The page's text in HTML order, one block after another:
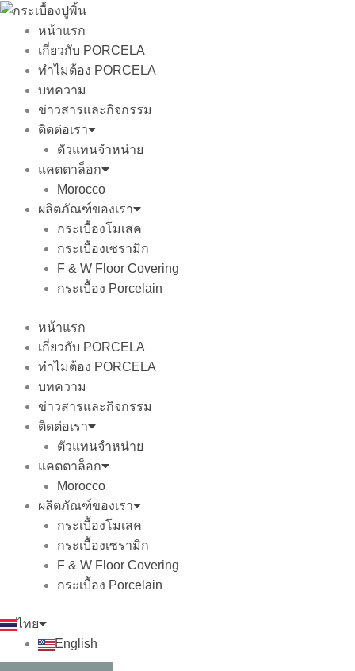
Skip
content
หน้าแรก
เกี่ยวกับ PORCELA
ทำไมต้อง PORCELA
บทความ
ข่าวสารและกิจกรรม
ติดต่อเรา
ตัวแทนจำหน่าย
แคตตาล็อก
Morocco
ผลิตภัณฑ์ของเรา
กระเบื้องโมเสค
กระเบื้องเซรามิก
F & W Floor Covering
กระเบื้อง Porcelain
หน้าแรก
เกี่ยวกับ PORCELA
ทำไมต้อง PORCELA
บทความ
ข่าวสารและกิจกรรม
ติดต่อเรา
ตัวแทนจำหน่าย
แคตตาล็อก
Morocco
ผลิตภัณฑ์ของเรา
กระเบื้องโมเสค
กระเบื้องเซรามิก
F & W Floor Covering
กระเบื้อง Porcelain
ไทย
English